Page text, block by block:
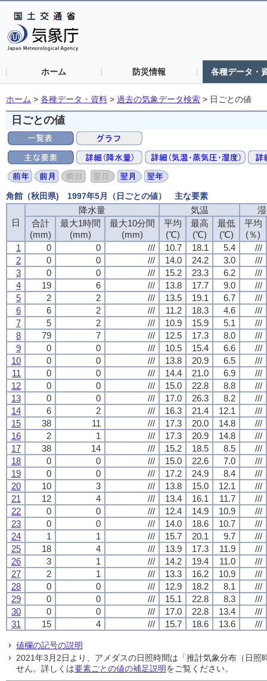
ホーム 防災情報 各種データ・
ホーム > 各種データ・資料 > 過去の気象データ検索 > 日ごとの値
日ごとの値
角館（秋田県) 1997年5月（日ごとの値） 主な要素
日
降水量 気温
合計
(mm)
最大1時間
(mm)
最大10分間
(mm)
平均
(℃)
最高
(℃)
最低
(℃)
平均
(％)
1
0 0 /// 10.7 18.1 5.4
///
2
0 0 /// 14.0 24.2 3.0
///
3
0 0 /// 15.2 23.3 6.2
///
4
19 6 /// 13.8 17.7 9.0
///
5
2 2 /// 13.5 19.1 6.7
///
6
6 2 /// 11.2 18.3 4.6
///
7
5 2 /// 10.9 15.9 5.1
///
8
79 7 /// 12.5 17.3 8.0
///
9
0 0 /// 10.5 15.4 6.6
///
10
0 0 /// 13.8 20.9 6.5
///
11
0 0 /// 14.4 21.0 6.9
///
12
0 0 /// 15.0 22.8 8.8
///
13
0 0 /// 17.0 26.3 8.2
///
14
6 2 /// 16.3 21.4 12.1
///
15
38 11 /// 17.3 20.0 14.8
///
16
2 1 /// 17.3 20.9 14.8
///
17
38 14 /// 15.2 18.5 8.5
///
18
0 0 /// 15.0 22.6 7.0
///
19
0 0 /// 17.2 24.9 8.4
///
20
10 3 /// 13.8 15.0 12.1
///
21
12 4 /// 13.4 16.1 11.7
///
22
0 0 /// 12.4 14.9 10.9
///
23
0 0 /// 14.0 18.6 10.7
///
24
1 1 /// 15.7 20.1 9.7
///
25
18 4 /// 13.9 17.3 11.9
///
26
3 1 /// 14.2 19.4 11.0
///
27
2 1 /// 13.3 16.2 10.9
///
28
0 0 /// 12.9 18.2 8.1
///
29
0 0 /// 15.1 22.8 8.3
///
30
0 0 /// 17.0 22.8 13.4
///
31
15 4 /// 15.7 18.6 13.6 ///
値欄の記号の説明
2021年3月2日より、アメダスの日照時間は「推計気象分布（日
せん。詳しくは要素ごとの値の補足説明をご覧ください。